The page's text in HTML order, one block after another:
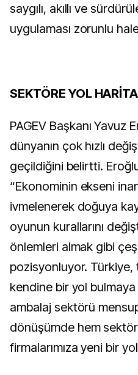
saygılı, akıllı ve
uygulaması zorunlu
SEKTÖRE YOL
PAGEV Başkanı Yavuz
dünyanın çok hızlı
geçildiğini belirtti.
“Ekonominin ekseni
ivmelenerek doğuya
oyunun kurallarını
önlemleri almak gibi
pozisyonluyor. Türkiye,
kendine bir yol bulmaya
ambalaj sektörü
dönüşümde hem
firmalarımıza yeni bir